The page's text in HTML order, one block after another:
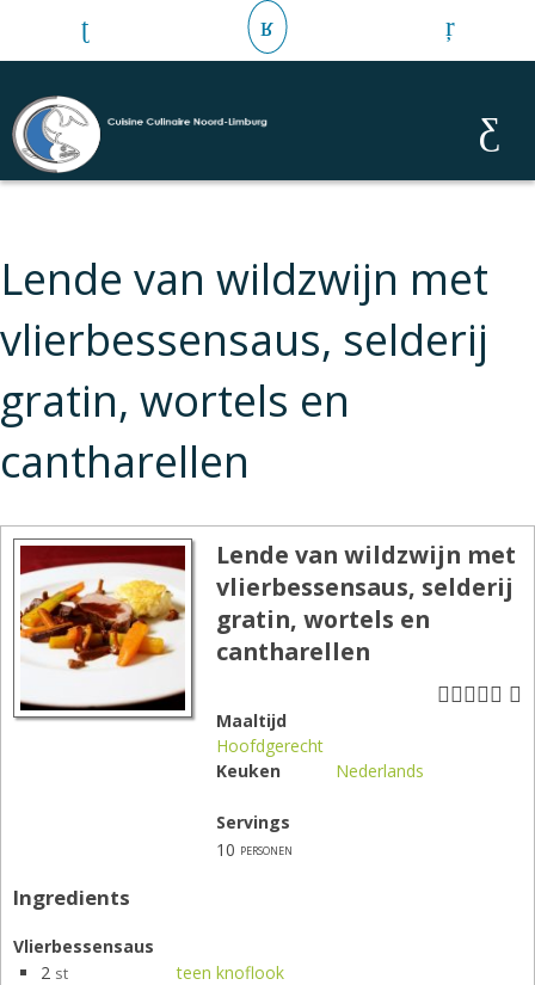
Lende van wildzwijn met
vlierbessensaus, selderij
gratin, wortels en
cantharellen
Lende van wildzwijn met
vlierbessensaus, selderij
gratin, wortels en
cantharellen
Maaltijd
Hoofdgerecht
Keuken
Nederlands
Servings
10 personen
Ingredients
Vlierbessensaus
2 st
teen knoflook